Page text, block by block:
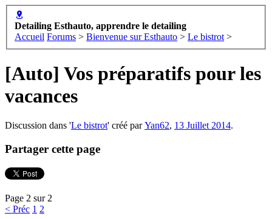
Detailing Esthauto, apprendre le detailing
Accueil Forums > Bienvenue sur Esthauto > Le bistrot >
[Auto] Vos préparatifs pour les
vacances
Discussion dans 'Le bistrot' créé parYan62, 13 Juillet 2014.
Partager cette page
Page 2 sur 2
< Préc 1 2